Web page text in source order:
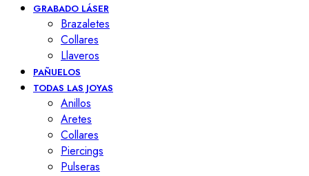
GRABADO LÁSER
Brazaletes
Collares
Llaveros
PAÑUELOS
TODAS LAS JOYAS
Anillos
Aretes
Collares
Piercings
Pulseras